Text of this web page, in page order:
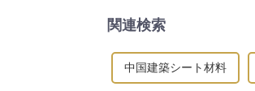
関連検索
中国建築シート材料